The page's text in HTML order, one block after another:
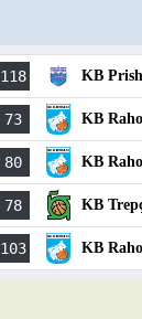
118 KB
73 KB
80 KB
78 KB
103 KB